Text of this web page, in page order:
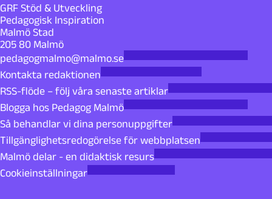
GRF Stöd & Utveckling
Pedagogisk Inspiration
Malmö Stad
205 80 Malmö
pedagogmalmo@malmo.se
Kontakta redaktionen
RSS-flöde – följ våra senaste artiklar
Blogga hos Pedagog Malmö
Så behandlar vi dina personuppgifter
Tillgänglighetsredogörelse för webbplatsen
Malmö delar - en didaktisk resurs
Cookieinställningar